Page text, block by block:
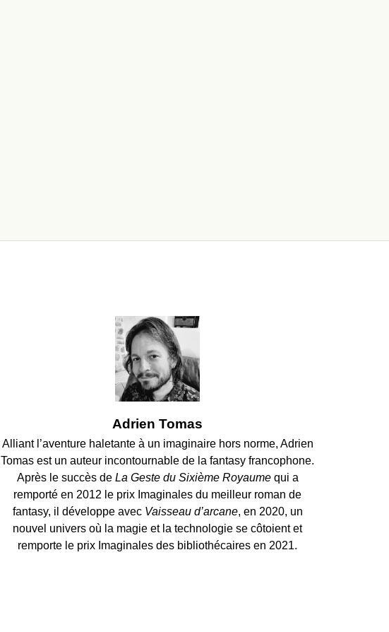
Adrien Tomas
Alliant l’aventure haletante à un imaginaire hors norme, Adrien
Tomas est un auteur incontournable de la fantasy francophone.
Après le succès de La Geste du Sixième Royaumequi a
remporté en 2012 le prix Imaginales du meilleur roman de
fantasy, il développe avec Vaisseau d’arcane, en 2020, un
nouvel univers où la magie et la technologie se côtoient et
remporte le prix Imaginales des bibliothécaires en 2021.